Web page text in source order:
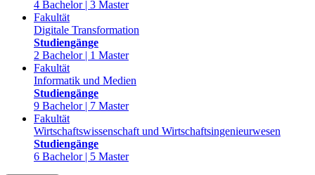
4 Bachelor | 3 Master
Fakultät
Digitale Transformation
Studiengänge
2 Bachelor | 1 Master
Fakultät
Informatik und Medien
Studiengänge
9 Bachelor | 7 Master
Fakultät
Wirtschaftswissenschaft und Wirtschaftsingenieurwesen
Studiengänge
6 Bachelor | 5 Master